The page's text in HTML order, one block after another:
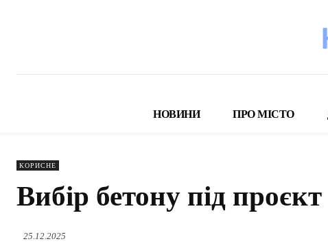
НОВИНИ ПРО МІСТО
КОРИСНЕ
Вибір бетону під проєкт
25.12.2025